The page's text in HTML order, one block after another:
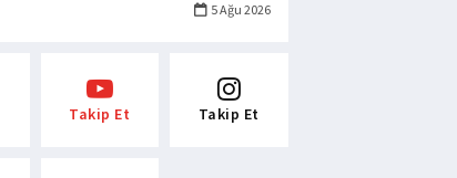
5 Ağu 2026
Takip Et Takip Et